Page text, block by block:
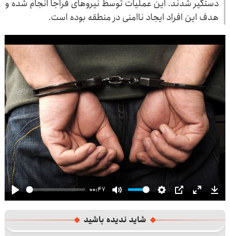
دستگیر شدند. این عملیات توسط نیروهای فراجا انجام شده و
هدف این افراد ایجاد ناامنی در منطقه بوده است.
Play
00:47
Mute Settings
PIP Enter
شاید ندیده باشید